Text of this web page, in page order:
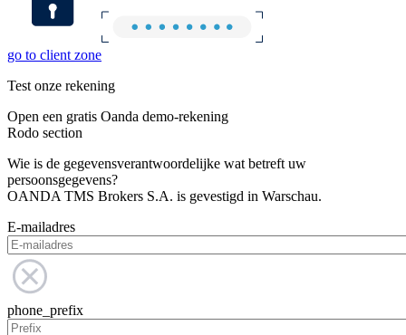
go to client zone
Test onze rekening
Open een gratis Oanda demo-rekening
Rodo section
Wie is de gegevensverantwoordelijke wat betreft uw
persoonsgegevens?
OANDA TMS Brokers S.A. is gevestigd in Warschau.
E-mailadres
phone_prefix